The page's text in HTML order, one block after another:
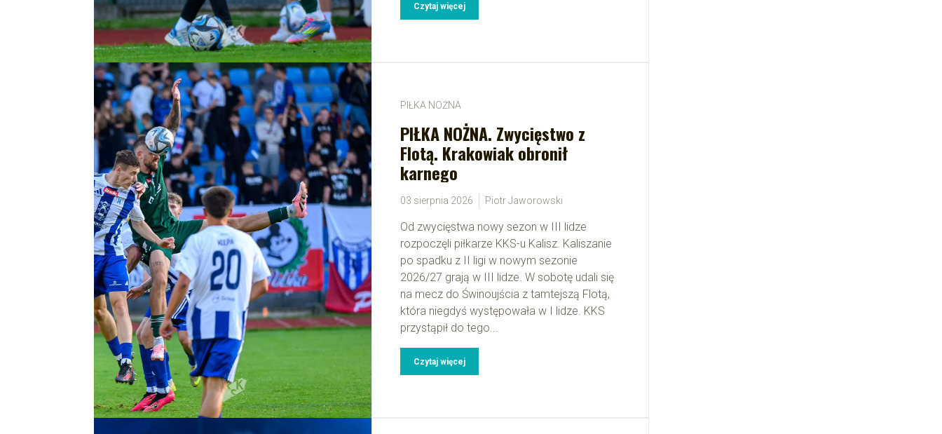
Czytaj więcej
PIŁKA NOŻNA
PIŁKA NOŻNA. Zwycięstwo z
Flotą. Krakowiak obronił
karnego
03 sierpnia 2026 Piotr Jaworowski
Od zwycięstwa nowy sezon w III lidze
rozpoczęli piłkarze KKS-u Kalisz. Kaliszanie
po spadku z II ligi w nowym sezonie
2026/27 grają w III lidze. W sobotę udali się
na mecz do Świnoujścia z tamtejszą Flotą,
która niegdyś występowała w I lidze. KKS
przystąpił do tego...
Czytaj więcej